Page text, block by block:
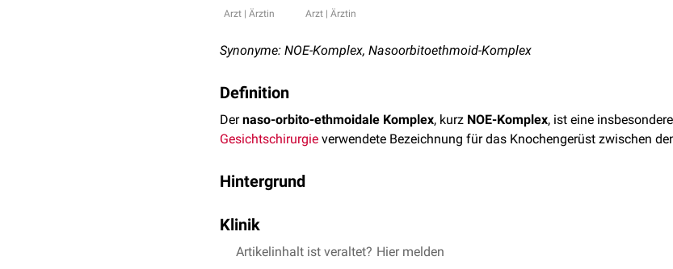
Arzt | Ärztin Arzt | Ärztin
Synonyme: NOE-Komplex, Nasoorbitoethmoid-Komplex
Definition
Dernaso-orbito-ethmoidale Komplex, kurz NOE-Komplex, ist eine
Gesichtschirurgie verwendete Bezeichnung für das Knochengerüst zwischen
Hintergrund
maxillae
ethmoidales).
Klinik
Frakturen des NOE-Komplexes werden u.a. nach Markowitz eingeteilt:
Artikelinhalt ist veraltet? Hier melden